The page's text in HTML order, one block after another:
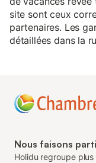
site sont ceux
partenaires. Les
détaillées dans la
Nous faisons
Holidu regroupe